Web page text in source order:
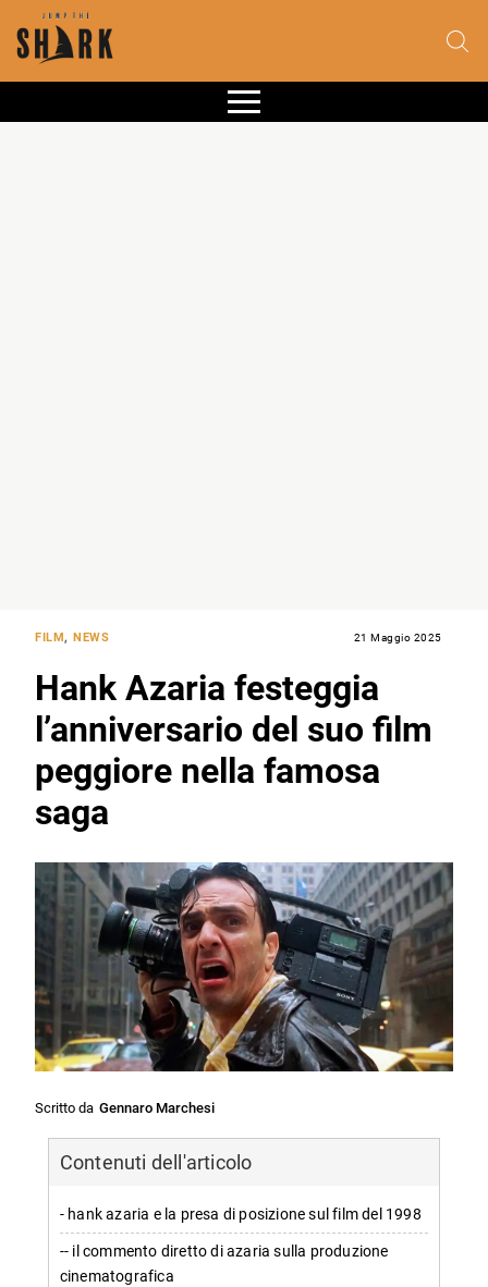
FILM, NEWS 21 Maggio 2025
Hank Azaria festeggia
l’anniversario del suo film
peggiore nella famosa
saga
Scritto da Gennaro Marchesi
Contenuti dell'articolo
- hank azaria e la presa di posizione sul film del 1998
-- il commento diretto di azaria sulla produzione
cinematografica